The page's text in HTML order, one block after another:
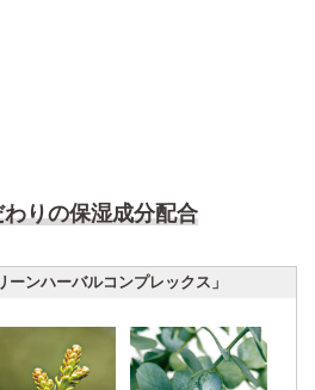
ージ
りの保湿成分配合
ーンハーバルコンプレックス」